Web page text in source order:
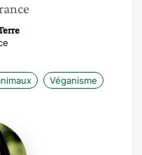
Véganisme